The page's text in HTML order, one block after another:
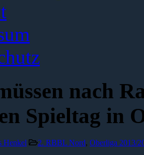
nach
Spieltag in
Henkel 2. RBBL Nord, Oberliga 2013/